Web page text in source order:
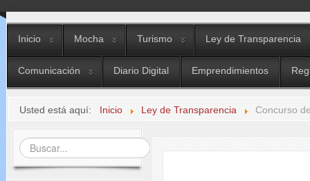
Inicio Mocha Turismo Ley de Transparencia
Comunicación Diario Digital Emprendimientos
Usted está aquí: Inicio Ley de Transparencia Concurso
Buscar...